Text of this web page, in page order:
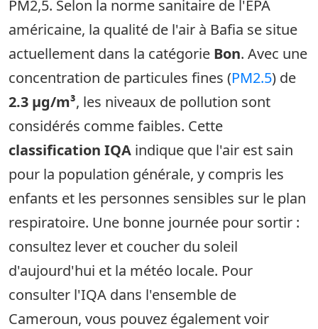
PM2,5. Selon la norme sanitaire de l'EPA
américaine, la qualité de l'air à Bafia se situe
actuellement dans la catégorie Bon. Avec une
concentration de particules fines (PM2.5) de
2.3 µg/m³, les niveaux de pollution sont
considérés comme faibles. Cette
classification IQA indique que l'air est sain
pour la population générale, y compris les
enfants et les personnes sensibles sur le plan
respiratoire. Une bonne journée pour sortir :
consultez lever et coucher du soleil
d'aujourd'hui et la météo locale. Pour
consulter l'IQA dans l'ensemble de
Cameroun, vous pouvez également voir